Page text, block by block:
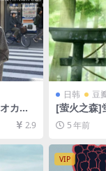
カン
ン～ (2
盘1080
在线播
文字
2.9
日韩 豆
[萤火之森]
[百度网盘
P超清未
语中字]
5 年前
VIP